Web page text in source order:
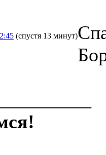
(спустя 13 минут)